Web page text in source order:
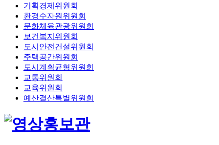
기획경제위원회
환경수자원위원회
문화체육관광위원회
보건복지위원회
도시안전건설위원회
주택공간위원회
도시계획균형위원회
교통위원회
교육위원회
예산결산특별위원회